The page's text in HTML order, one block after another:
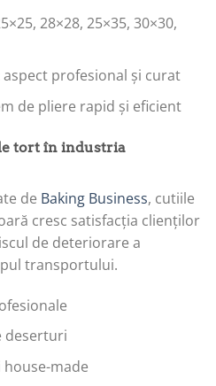
28×28, 25×35, 30×30,
aspect profesional și curat
de pliere rapid și eficient
tort în industria
de Baking Business, cutiile
cresc satisfacția clienților
de deteriorare a
transportului.
deserturi
made